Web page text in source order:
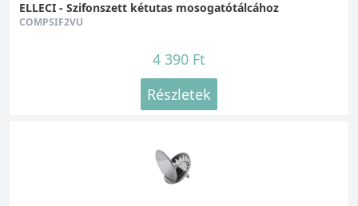
ELLECI - Szifonszett kétutas mosogatótálcához
COMPSIF2VU
4 390 Ft
Részletek